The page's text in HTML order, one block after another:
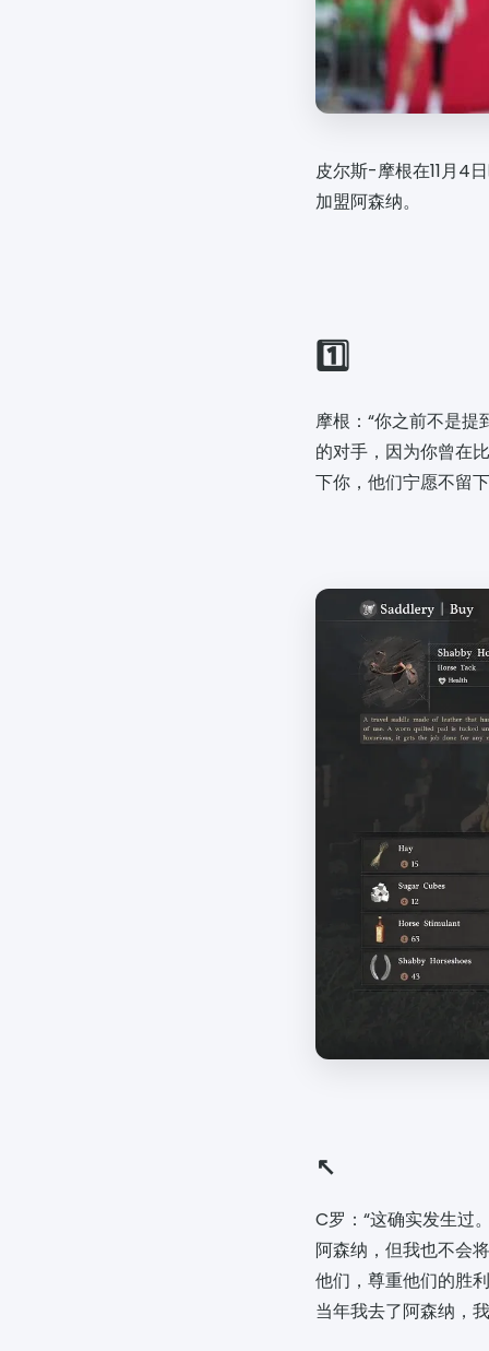
皮尔斯-摩根在11月4
加盟阿森纳。
1️⃣
摩根：“你之前不是
的对手，因为你曾在
下你，他们宁愿不留
↖️
C罗：“这确实发生过
阿森纳，但我也不会
他们，尊重他们的胜
当年我去了阿森纳，